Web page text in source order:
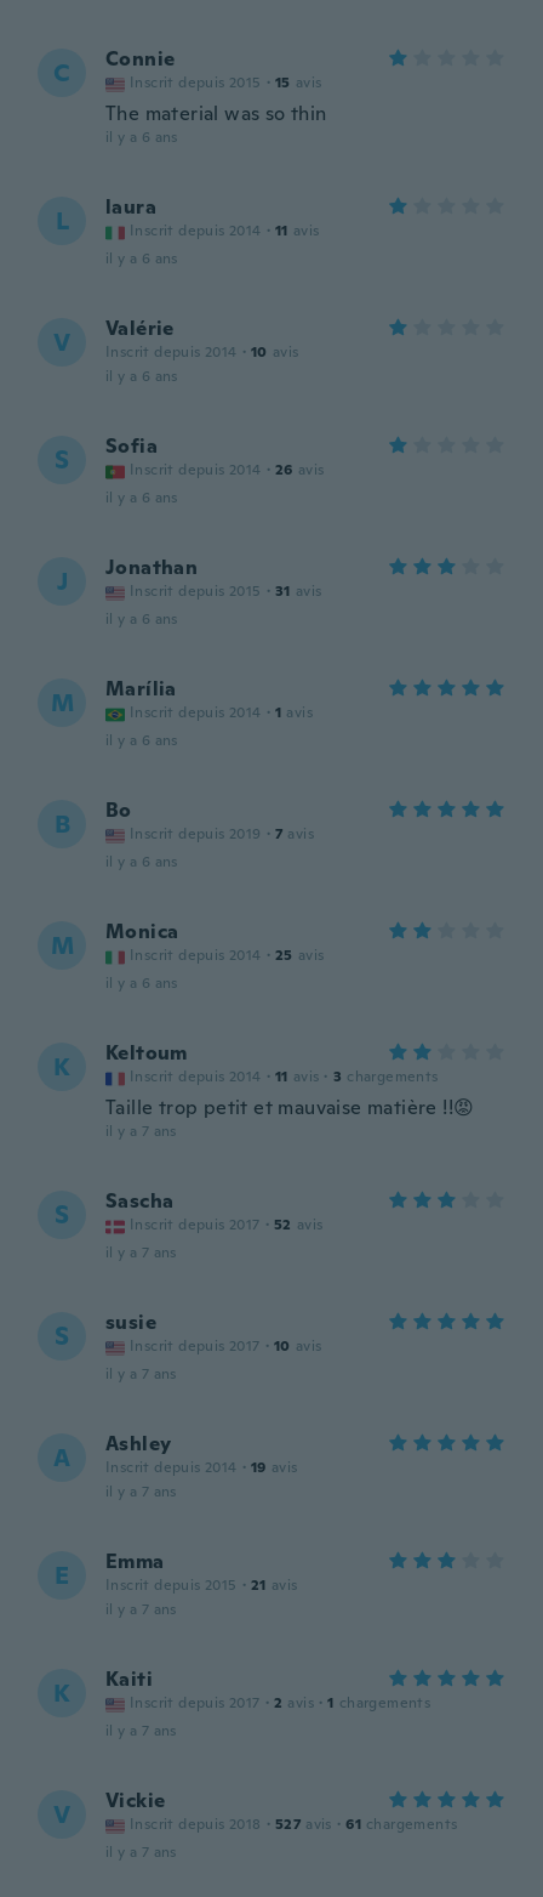
C Connie
Inscrit depuis 2015 · 15 avis
The material was so thin
il y a 6 ans
L laura
Inscrit depuis 2014 · 11 avis
il y a 6 ans
V Valérie
Inscrit depuis 2014 · 10 avis
il y a 6 ans
S Sofia
Inscrit depuis 2014 · 26 avis
il y a 6 ans
J Jonathan
Inscrit depuis 2015 · 31 avis
il y a 6 ans
M Marília
Inscrit depuis 2014 · 1 avis
il y a 6 ans
B Bo
Inscrit depuis 2019 · 7 avis
il y a 6 ans
M Monica
Inscrit depuis 2014 · 25 avis
il y a 6 ans
K Keltoum
Inscrit depuis 2014 · 11 avis · 3 chargements
Taille trop petit et mauvaise matière !!😡
il y a 7 ans
S Sascha
Inscrit depuis 2017 · 52 avis
il y a 7 ans
S susie
Inscrit depuis 2017 · 10 avis
il y a 7 ans
A Ashley
Inscrit depuis 2014 · 19 avis
il y a 7 ans
E Emma
Inscrit depuis 2015 · 21 avis
il y a 7 ans
K Kaiti
Inscrit depuis 2017 · 2 avis · 1 chargements
il y a 7 ans
V Vickie
Inscrit depuis 2018 · 527 avis · 61 chargements
il y a 7 ans